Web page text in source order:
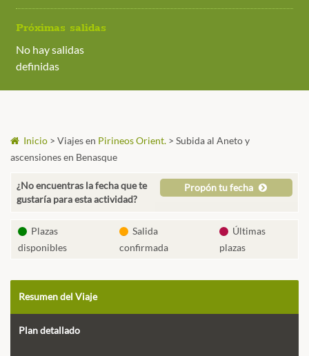
Próximas salidas
No hay salidas
definidas
Inicio > Viajes en Pirineos Orient. > Subida al Aneto y
ascensiones en Benasque
¿No encuentras la fecha que te
gustaría para esta actividad?
Propón tu fecha
Plazas
disponibles
Salida
confirmada
Últimas
plazas
Resumen del Viaje
Plan detallado